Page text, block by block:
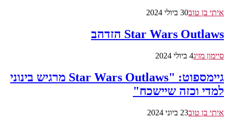
איתי בן טוב30 ביולי 2024
Star Wars Outlaws הזדהב
סיימון מזיג4 ביולי 2024
גיימספוט: "Star Wars Outlaws מרגיש בינוני
למדי וכזה שיישכח"
איתי בן טוב23 ביוני 2024